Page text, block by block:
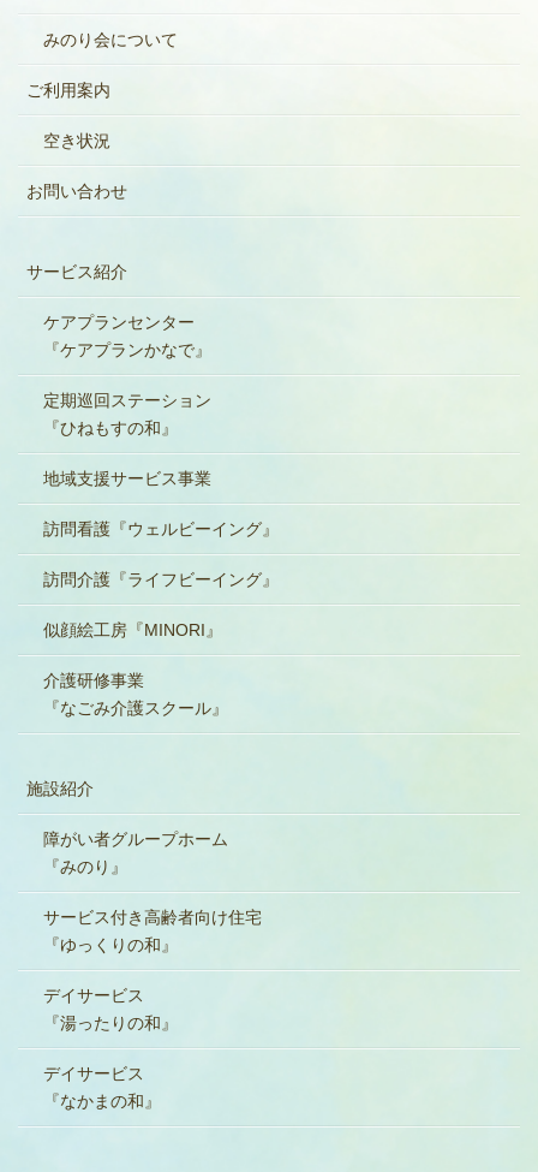
みのり会について
ご利用案内
空き状況
お問い合わせ
サービス紹介
ケアプランセンター
『ケアプランかなで』
定期巡回ステーション
『ひねもすの和』
地域支援サービス事業
訪問看護『ウェルビーイング』
訪問介護『ライフビーイング』
似顔絵工房『MINORI』
介護研修事業
『なごみ介護スクール』
施設紹介
障がい者グループホーム
『みのり』
サービス付き高齢者向け住宅
『ゆっくりの和』
デイサービス
『湯ったりの和』
デイサービス
『なかまの和』